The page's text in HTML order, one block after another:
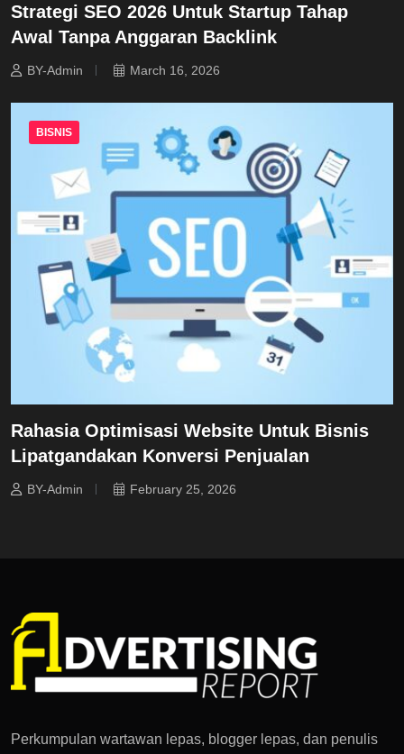
Strategi SEO 2026 Untuk Startup Tahap
Awal Tanpa Anggaran Backlink
BY-Admin March 16, 2026
BISNIS
Rahasia Optimisasi Website Untuk Bisnis
Lipatgandakan Konversi Penjualan
BY-Admin February 25, 2026
Perkumpulan wartawan lepas, blogger lepas, dan penulis